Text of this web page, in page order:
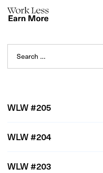
for:
WLW #205
WLW #204
WLW #203